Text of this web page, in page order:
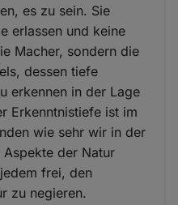
es zu sein. Sie
erlassen und keine
Macher, sondern die
dessen tiefe
erkennen in der Lage
Erkenntnistiefe ist im
wie sehr wir in der
der Natur
frei, den
zu negieren.